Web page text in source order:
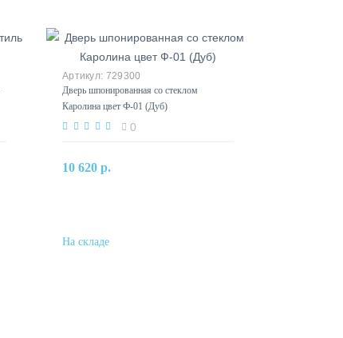
729300
Дверь шпонированная со стеклом
Каролина цвет Ф-01 (Дуб)
0
10 620 р.В корзину